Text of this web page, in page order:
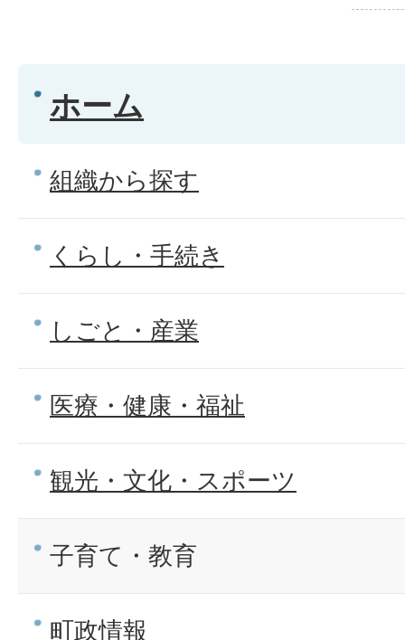
ホーム
組織から探す
くらし・手続き
しごと・産業
医療・健康・福祉
観光・文化・スポーツ
子育て・教育
町政情報